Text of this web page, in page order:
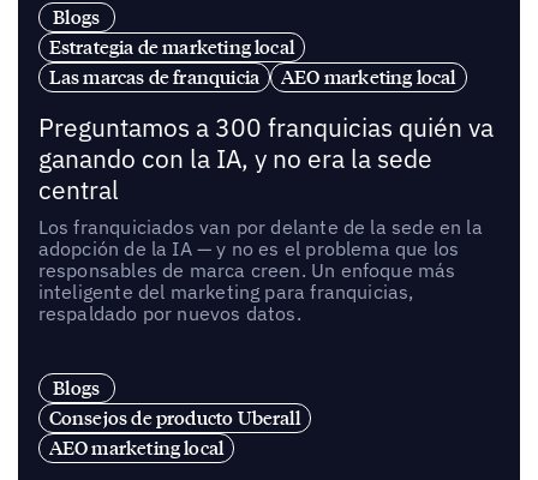
Blogs
Estrategia de marketing local
Las marcas de franquicia
AEO marketing local
Preguntamos a 300 franquicias quién va
ganando con la IA, y no era la sede
central
Los franquiciados van por delante de la sede en la
adopción de la IA — y no es el problema que los
responsables de marca creen. Un enfoque más
inteligente del marketing para franquicias,
respaldado por nuevos datos.
Blogs
Consejos de producto Uberall
AEO marketing local